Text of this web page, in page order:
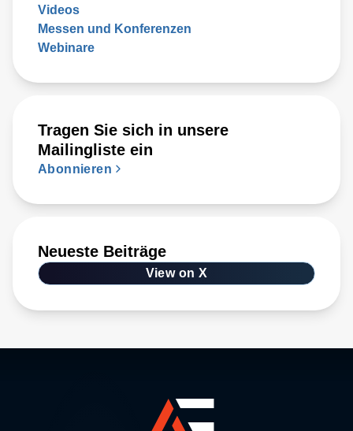
Videos
Messen und Konferenzen
Webinare
Tragen Sie sich in unsere
Mailingliste ein
Abonnieren
Neueste Beiträge
View on X